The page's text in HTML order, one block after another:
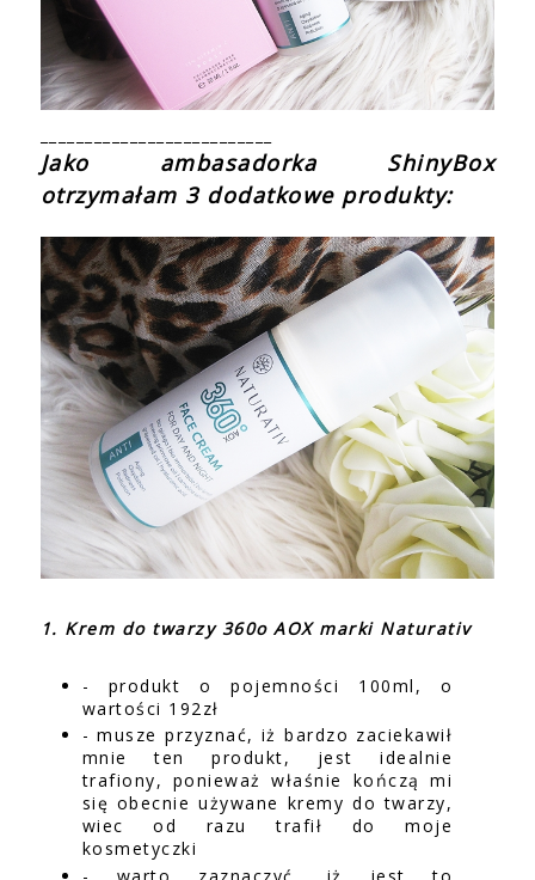
Jako ambasadorka ShinyBox
otrzymałam 3 dodatkowe produkty:
1. Krem do twarzy 360o AOX marki Naturativ
- produkt o pojemności 100ml, o
wartości 192zł
- musze przyznać, iż bardzo zaciekawił
mnie ten produkt, jest idealnie
trafiony, ponieważ właśnie kończą mi
się obecnie używane kremy do twarzy,
wiec od razu trafił do moje
kosmetyczki
- warto zaznaczyć, iż jest to